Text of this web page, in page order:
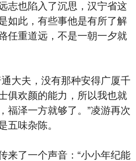
也陷入了沉思，汉宁省这
如此，有些事他是有所了解
任重道远，不是一朝一夕就
大夫，没有那种安得广厦千
俱欢颜的能力，所以我也就
福泽一方就够了。”凌游再次
五味杂陈。
了一个声音：“小小年纪能